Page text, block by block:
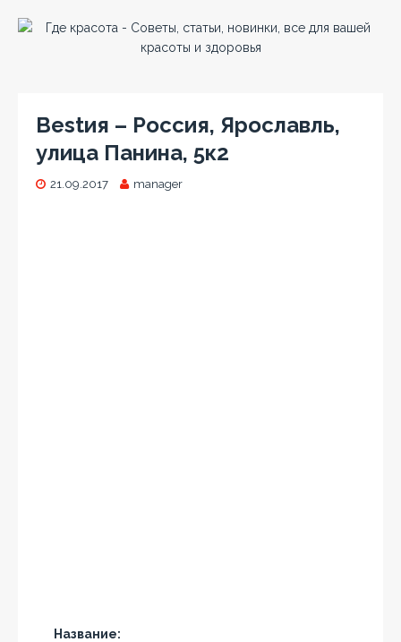
Bestия – Россия, Ярославль,
улица Панина, 5к2
21.09.2017 manager
Название: